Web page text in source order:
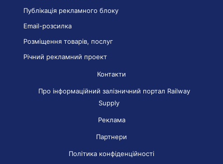
Публікація рекламного блоку
Email-розсилка
Розміщення товарів, послуг
Річний рекламний проект
Контакти
Про інформаційний залізничний портал Railway
Supply
Реклама
Партнери
Політика конфіденційності